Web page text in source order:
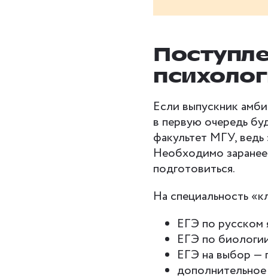
Если выпускник
в первую очередь
факультет МГУ,
Необходимо
подготовиться.
На специальность
ЕГЭ по русском
ЕГЭ по
ЕГЭ на выбор —